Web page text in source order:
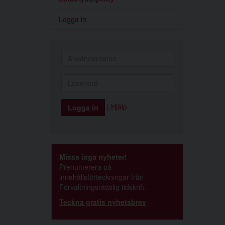
Logga in
Hjälp
Missa inga nyheter!
Prenumerera på
innehållsförteckningar från
Förvaltningsrättslig tidskrift.
Teckna gratis nyhetsbrev